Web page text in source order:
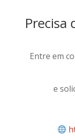
Precisa
Entre em
e